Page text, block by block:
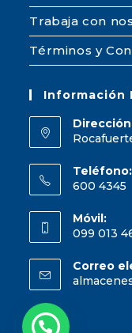
Trabaja con
Términos y
Información
Teléfono:
600 4345
Móvil:
099 013
Correo